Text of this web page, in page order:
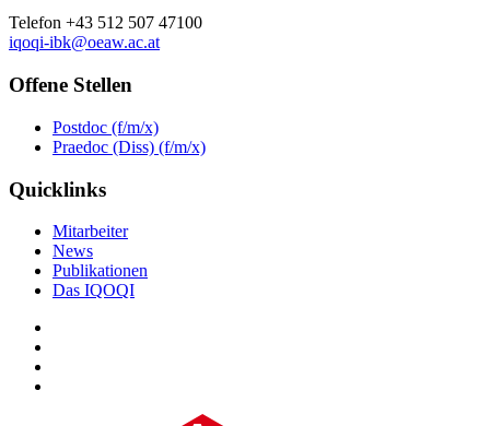
Telefon +43 512 507 47100
iqoqi-ibk@oeaw.ac.at
Offene Stellen
Postdoc (f/m/x)
Praedoc (Diss) (f/m/x)
Quicklinks
Mitarbeiter
News
Publikationen
Das IQOQI